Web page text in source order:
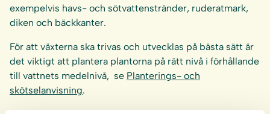
exempelvis havs- och sötvattenstränder, ruderatmark,
diken och bäckkanter.
För att växterna ska trivas och utvecklas på bästa sätt är
det viktigt att plantera plantorna på rätt nivå i förhållande
till vattnets medelnivå, se Planterings- och
skötselanvisning.